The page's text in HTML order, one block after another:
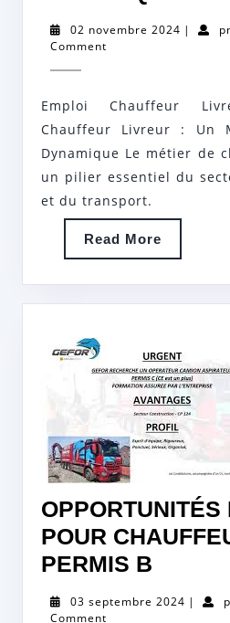
ET
02 novembre 2024 02|
Comment
Emploi Chauffeur
Chauffeur Livreur : Un
Dynamique Le métier de
un pilier essentiel du
et du transport.
Read More
More
OPPORTUNITÉS
POUR
PERMIS B
03 septembre 2024 03|
Comment